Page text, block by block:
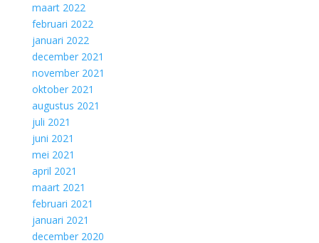
maart 2022
februari 2022
januari 2022
december 2021
november 2021
oktober 2021
augustus 2021
juli 2021
juni 2021
mei 2021
april 2021
maart 2021
februari 2021
januari 2021
december 2020